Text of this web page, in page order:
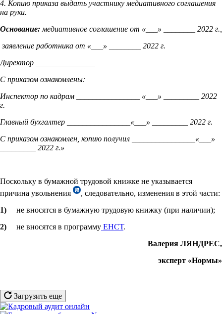
4. Копию приказа выдать участнику медиативного соглашения
на руки.
Основание: медиативное соглашение от «___» ________ 2022 г.,
заявление работника от «___» ________ 2022 г.
Директор _______________
С приказом ознакомлены:
Инспектор по кадрам ________________ «___» _________ 2022
г.
Главный бухгалтер ________________«___» _________ 2022 г.
С приказом ознакомлен, копию получил ________________«___»
_________ 2022 г.»
Поскольку в бумажной трудовой книжке не указывается
причина увольнения
, следовательно, изменения в этой части:
1) не вносятся в бумажную трудовую книжку (при наличии);
2) не вносятся в программу ЕНСТ.
Валерия ЛЯНДРЕС,
эксперт «Нормы»
Загрузить еще